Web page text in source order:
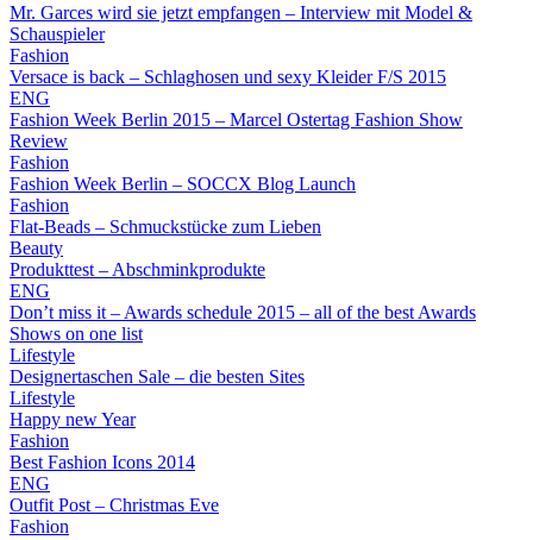
Mr. Garces wird sie jetzt empfangen – Interview mit Model &
Schauspieler
Fashion
Versace is back – Schlaghosen und sexy Kleider F/S 2015
ENG
Fashion Week Berlin 2015 – Marcel Ostertag Fashion Show
Review
Fashion
Fashion Week Berlin – SOCCX Blog Launch
Fashion
Flat-Beads – Schmuckstücke zum Lieben
Beauty
Produkttest – Abschminkprodukte
ENG
Don’t miss it – Awards schedule 2015 – all of the best Awards
Shows on one list
Lifestyle
Designertaschen Sale – die besten Sites
Lifestyle
Happy new Year
Fashion
Best Fashion Icons 2014
ENG
Outfit Post – Christmas Eve
Fashion